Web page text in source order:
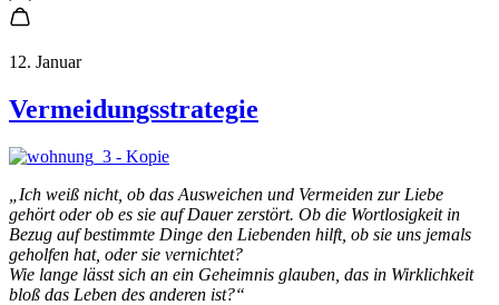
12. Januar
Vermeidungsstrategie
„Ich weiß nicht, ob das Ausweichen und Vermeiden zur Liebe
gehört oder ob es sie auf Dauer zerstört. Ob die Wortlosigkeit in
Bezug auf bestimmte Dinge den Liebenden hilft, ob sie uns jemals
geholfen hat, oder sie vernichtet?
Wie lange lässt sich an ein Geheimnis glauben, das in Wirklichkeit
bloß das Leben des anderen ist?“